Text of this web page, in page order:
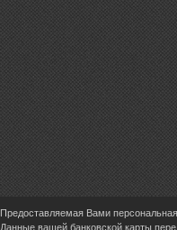
Предоставляемая Вами
Данные вашей банковской карты